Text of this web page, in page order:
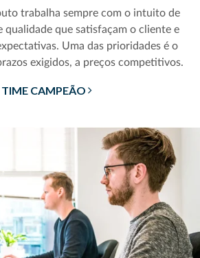
trabalha sempre com o intuito de
qualidade que satisfaçam o cliente e
Uma das prioridades é o
exigidos, a preços competitivos.
TIME CAMPEÃO